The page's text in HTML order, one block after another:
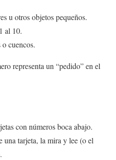
u otros objetos pequeños.
al 10.
o cuencos.
representa un “pedido” en el
con números boca abajo.
una tarjeta, la mira y lee (o el